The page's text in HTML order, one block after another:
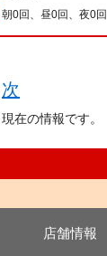
朝0回、昼0回、夜0回
次
在の情報です。
店舗情報